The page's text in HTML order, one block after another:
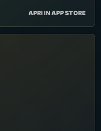
APRI IN APP STORE